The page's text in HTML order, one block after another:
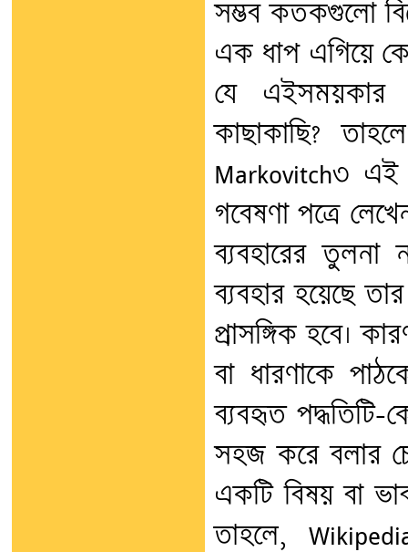
সম্ভব কতকগুলো
এক ধাপ এগিয়ে
যে এইসময়কার
কাছাকাছি?
Markovitch৩
গবেষণা পত্রে
ব্যবহারের
ব্যবহার হয়েছে
প্রাসঙ্গিক হবে।
বা ধারণাকে
ব্যবহৃত পদ্ধতিটি-
সহজ করে বলার
একটি বিষয় বা
তাহলে,